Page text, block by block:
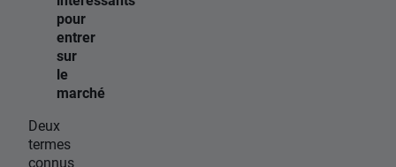
pour
entrer
sur
le
marché
Deux
termes
connus